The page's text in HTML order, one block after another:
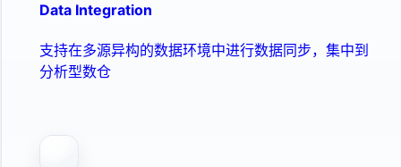
Data Integration
支持在多源异构的数据环境中进行数据同步，集中到
分析型数仓